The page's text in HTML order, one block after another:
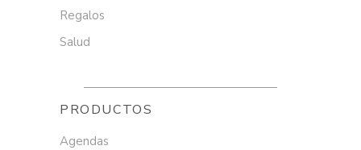
Regalos
Salud
PRODUCTOS
Agendas